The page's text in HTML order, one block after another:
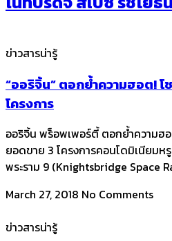
ข่าวสารน่ารู้
“ออริจิ้น” ตอกย้ำความฮอต!
โครงการ
ออริจิ้น พร็อพเพอร์ตี้ ตอกย้ำความฮ
ยอดขาย 3 โครงการคอนโดมิเนียมห
พระราม 9 (Knightsbridge Space
March 27, 2018 No Comments
ข่าวสารน่ารู้